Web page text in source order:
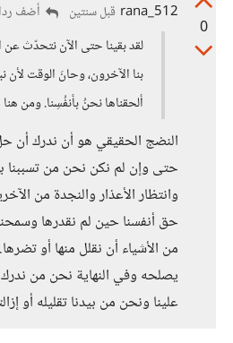
0
rana_512 قبل سنتين
أضف ردا
لقد بقينا حتى الآن نتحدّث عن
بنا الآخرون، وحانَ الوقت لأن
ألحقناها نحنُ بأنفُسِنا. ومن
النضج الحقيقي هو أن ندرك أن
حتى وإن لم نكن نحن من تسببنا
وانتظار الأعذار والنجدة من
حق أنفسنا حين لم نقدرها
من الأشياء أن نقلل منها أو
يصلحه وفي النهاية نحن من
علينا ونحن من بيدنا تقليله أو